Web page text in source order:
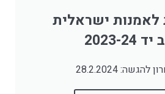
לאמנות ישראלית
24
28.2.2024